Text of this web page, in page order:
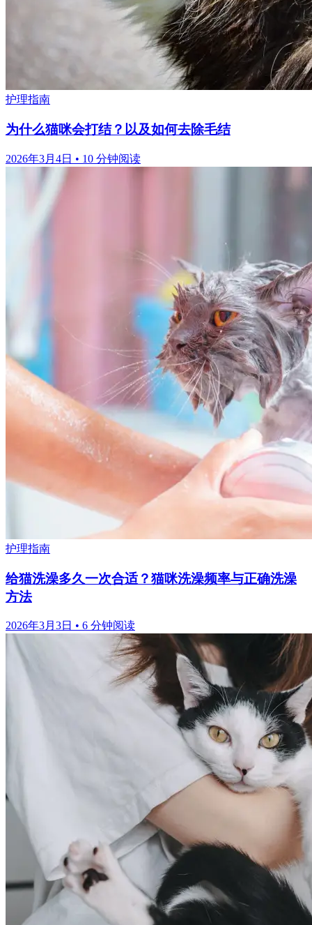
护理指南
为什么猫咪会打结？以及如何去除毛结
2026年3月4日 • 10 分钟阅读
护理指南
给猫洗澡多久一次合适？猫咪洗澡频率与正确洗澡
方法
2026年3月3日 • 6 分钟阅读